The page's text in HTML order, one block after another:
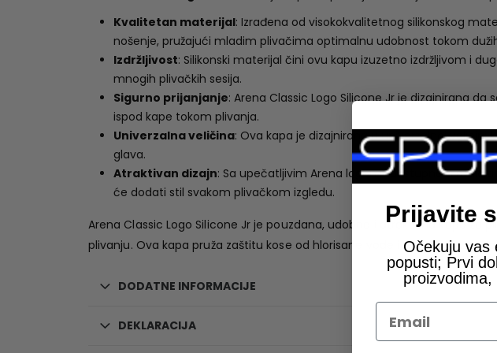
Kvalitetan materijal: Izrađena od visokokvalitetnog silikonskog
nošenje, pružajući mladim plivačima optimalnu udobnost tokom
Izdržljivost: Silikonski materijal čini ovu kapu izuzetno izdržljivom i
mnogih plivačkih sesija.
Sigurno prijanjanje: Arena Classic Logo Silicone Jr je dizajnirana
ispod kape tokom plivanja.
Univerzalna veličina: Ova kapa je dizajnirana u univerzalnoj
glava.
Atraktivan dizajn: Sa upečatljivim Arena logom i dostupna u
će dodati stil svakom plivačkom izgledu.
Arena Classic Logo Silicone Jr je pouzdana, udobna i atraktivna kapa za
plivanju. Ova kapa pruža zaštitu kose od hlorisane vode i omogućava
DODATNE INFORMACIJE
DEKLARACIJA
Prijavite
Očekuju vas
popusti; Prvi